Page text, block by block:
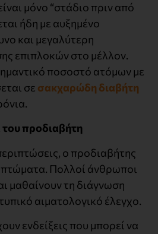
μόνο “στάδιο πριν από
ήδη με αυξημένο
και μεγαλύτερη
επιπλοκών στο μέλλον.
ποσοστό ατόμων με
σε σακχαρώδη διαβήτη
προδιαβήτη
ο προδιαβήτης
Πολλοί άνθρωποι
μαθαίνουν τη διάγνωση
αιματολογικό έλεγχο.
ενδείξεις που μπορεί να